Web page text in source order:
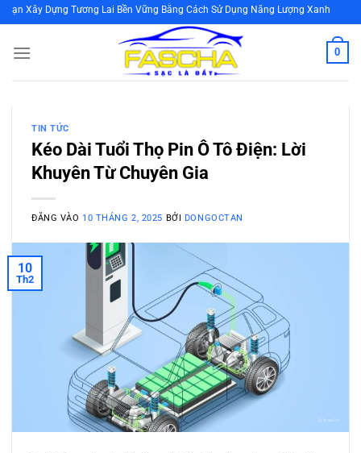
Bỏ
qua
nội
Tương Lai Bền Vững Bằng Cách Sử Dụng Năng Lượng Xanh
0
TIN TỨC
Kéo Dài Tuổi Thọ Pin Ô Tô Điện: Lời
Khuyên Từ Chuyên Gia
ĐĂNG VÀO 10 THÁNG 2, 2025 BỞI DONGOCTAN
10
Th2